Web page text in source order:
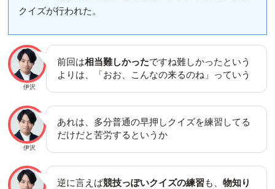
クイズが行われた。
伊沢
前回は相当難しかったですね難しかったという
よりは、「おお、こんなの来るのね」っていう
伊沢
あれは、多分普通の早押しクイズを練習してる
だけだと苦労するというか
逆に言えば競技っぽいクイズの練習 も、物知り